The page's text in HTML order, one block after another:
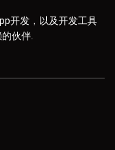
开发，以及开发工具
伙伴.